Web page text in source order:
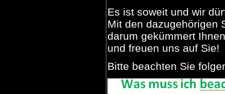
Es ist soweit und wir
Mit den dazugehörigen
darum gekümmert
und freuen uns auf Sie!
Bitte beachten Sie